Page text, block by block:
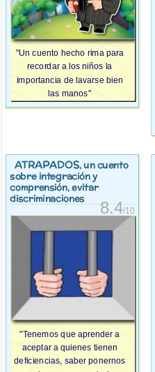
"Un cuento hecho rima para
recordar a los niños la
importancia de lavarse bien
las manos"
ATRAPADOS, un cuento
sobre integración y
comprensión, evitar
discriminaciones
8.4/10
"Tenemos que aprender a
aceptar a quienes tienen
deficiencias, saber ponernos